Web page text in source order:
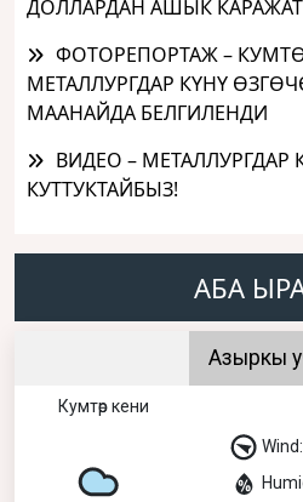
ДОЛЛАРДАН АШЫК
ФОТОРЕПОРТАЖ –
МЕТАЛЛУРГДАР КҮНҮ
МААНАЙДА БЕЛГИЛЕНДИ
ВИДЕО – МЕТАЛЛУРГДАР
КУТТУКТАЙБЫЗ!
АБА
Азыркы
Кумтөр кени
Wind: